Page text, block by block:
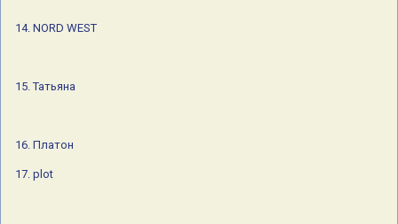
14. NORD WEST
15. Татьяна
16. Платон
17. plot